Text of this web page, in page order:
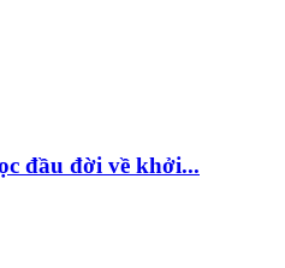
đầu đời về khởi...